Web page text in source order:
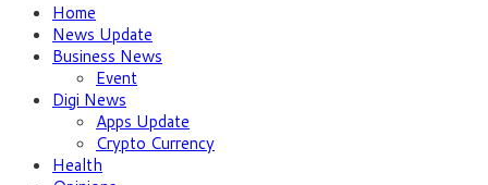
Home
News Update
Business News
Event
Digi News
Apps Update
Crypto Currency
Health